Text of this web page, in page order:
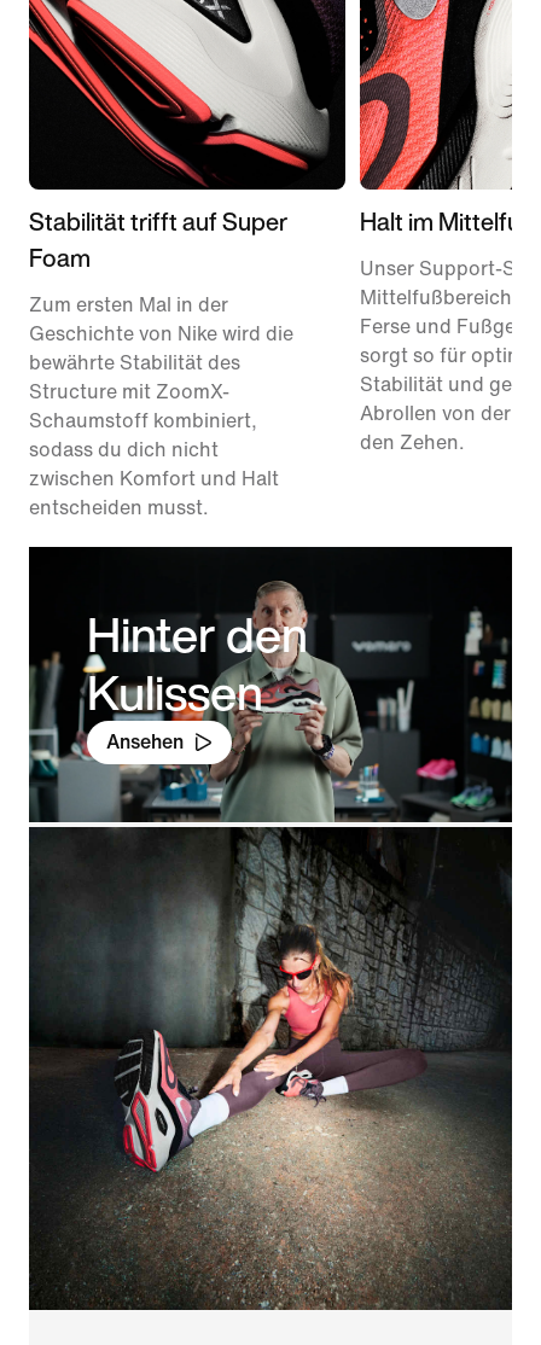
Stabilität trifft auf Super
Foam
Zum ersten Mal in der
Geschichte von Nike wird die
bewährte Stabilität des
Structure mit ZoomX-
Schaumstoff kombiniert,
sodass du dich nicht
zwischen Komfort und Halt
entscheiden musst.
Halt im
Unser Support-
Mittelfußbereich
Ferse und
sorgt so für
Stabilität und
Abrollen von der
den Zehen.
Hinter den
Kulissen
Ansehen